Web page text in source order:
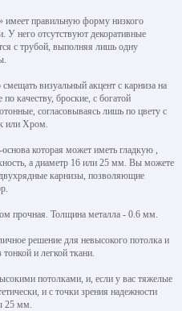
имеет правильную форму низкого
У него отсутствуют декоративные
с трубой, выполняя лишь одну
визуальный акцент с карниза на
качеству, броские, с богатой
согласовываясь лишь по цвету с
или Хром.
основа которая может иметь гладкую ,
а диаметр 16 или 25 мм. Вы можете
карнизы, позволяющие
прочная. Толщина металла - 0.6 мм.
решение для невысокого потолка и
и легкой ткани.
потолками, и, если у вас тяжелые
и с точки зрения надежности
25 мм.